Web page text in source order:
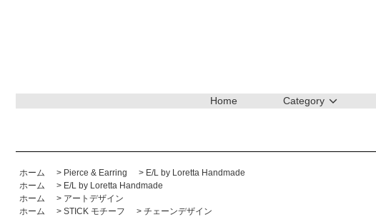
Home Category
ホーム > Pierce & Earring > E/L by Loretta Handmade
ホーム
> E/L by Loretta Handmade
ホーム
> アートデザイン
ホーム
> STICK モチーフ > チェーンデザイン